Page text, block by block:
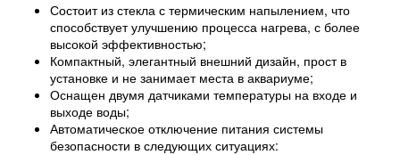
Состоит из стекла с термическим напылением, что
способствует улучшению процесса нагрева, с более
высокой эффективностью;
Компактный, элегантный внешний дизайн, прост в
установке и не занимает места в аквариуме;
Оснащен двумя датчиками температуры на входе и
выходе воды;
Автоматическое отключение питания системы
безопасности в следующих ситуациях: